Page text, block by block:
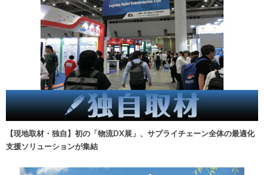
【現地取材・独自】初の「物流DX展」、サプライチェーン全体の最適化
支援ソリューションが集結